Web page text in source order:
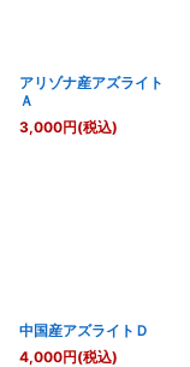
アリゾナ産アズライト
Ａ
3,000円(税込)
中国産アズライトＤ
4,000円(税込)